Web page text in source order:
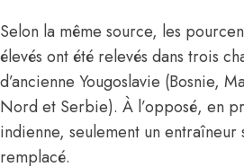
Selon la même source, les
élevés ont été relevés dans trois
d’ancienne Yougoslavie (Bosnie,
Nord et Serbie). À l’opposé, en
indienne, seulement un entraîneur
remplacé.